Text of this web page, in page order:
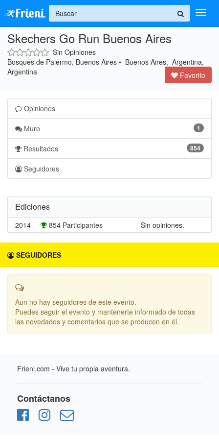
Ingresar
Inicio
+
Skechers Go Run Buenos Aires
Sin Opiniones
Bosques de Palermo, Buenos Aires • Buenos Aires, Argentina,
Argentina
Favorito
Opiniones
1
Muro
854
Resultados
Seguidores
Ediciones
2014 854 Participantes Sin opiniones.
SEGUIDORES
Aun no hay seguidores de este evento.
Puedes seguir el evento y mantenerte informado de todas
las novedades y comentarios que se producen en él.
Frieni.com - Vive tu propia aventura.
Contáctanos